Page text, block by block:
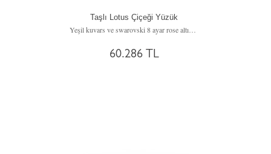
Taşlı Lotus Çiçeği Yüzük
60.286 TL